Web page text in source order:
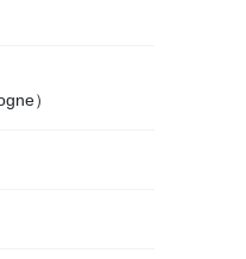
）